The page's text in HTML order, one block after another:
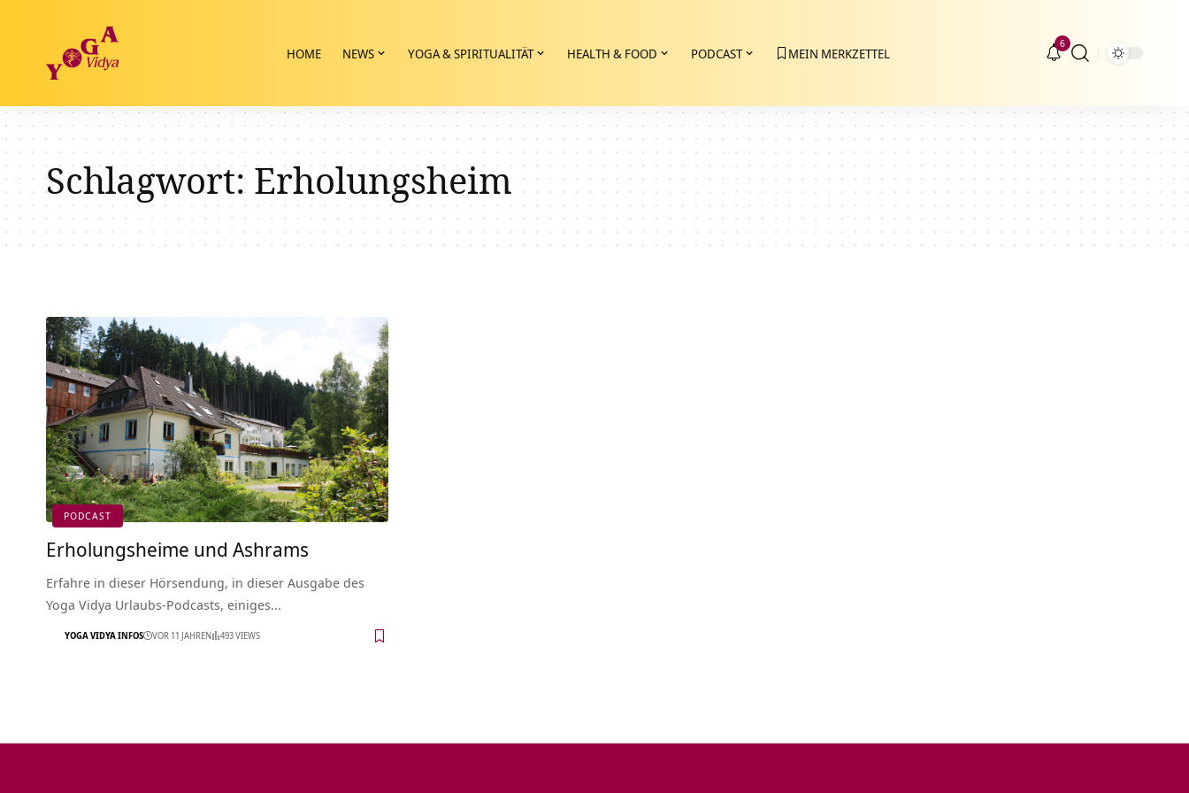
HOME NEWS YOGA & SPIRITUALITÄT HEALTH & FOOD PODCAST MEIN MERKZETTEL
6
Schlagwort:Erholungsheim
PODCAST
Erholungsheime und Ashrams
Erfahre in dieser Hörsendung, in dieser Ausgabe des
Yoga Vidya Urlaubs-Podcasts, einiges…
YOGA VIDYA INFOS VOR 11 JAHREN 493 VIEWS